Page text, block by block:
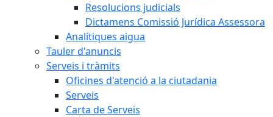
Resolucions judicials
Dictamens Comissió Jurídica Assessora
Analítiques aigua
Tauler d'anuncis
Serveis i tràmits
Oficines d'atenció a la ciutadania
Serveis
Carta de Serveis